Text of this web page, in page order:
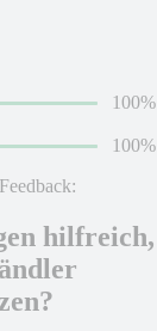
100%
100%
hilfreich,